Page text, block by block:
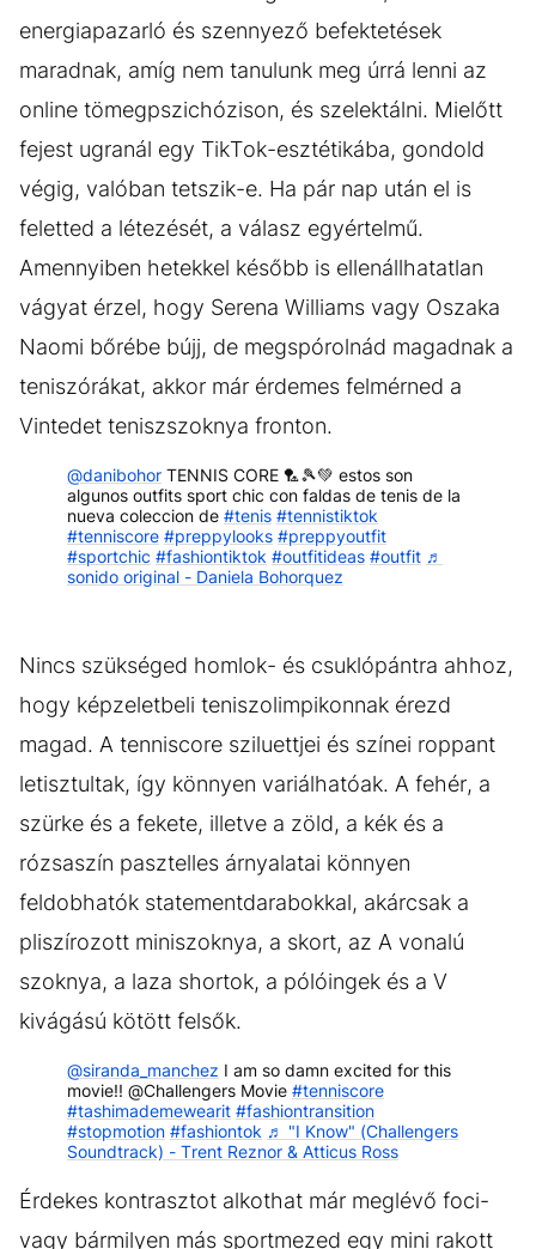
energiapazarló és szennyező befektetések
maradnak, amíg nem tanulunk meg úrrá lenni az
online tömegpszichózison, és szelektálni. Mielőtt
fejest ugranál egy TikTok-esztétikába, gondold
végig, valóban tetszik-e. Ha pár nap után el is
feletted a létezését, a válasz egyértelmű.
Amennyiben hetekkel később is ellenállhatatlan
vágyat érzel, hogy Serena Williams vagy Oszaka
Naomi bőrébe bújj, de megspórolnád magadnak a
teniszórákat, akkor már érdemes felmérned a
Vintedet teniszszoknya fronton.
@danibohor TENNIS CORE 🏸🎾💚 estos son
algunos outfits sport chic con faldas de tenis de la
nueva coleccion de #tenis #tennistiktok
#tenniscore #preppylooks #preppyoutfit
#sportchic #fashiontiktok #outfitideas #outfit ♬
sonido original - Daniela Bohorquez
Nincs szükséged homlok- és csuklópántra ahhoz,
hogy képzeletbeli teniszolimpikonnak érezd
magad. A tenniscore sziluettjei és színei roppant
letisztultak, így könnyen variálhatóak. A fehér, a
szürke és a fekete, illetve a zöld, a kék és a
rózsaszín pasztelles árnyalatai könnyen
feldobhatók statementdarabokkal, akárcsak a
pliszírozott miniszoknya, a skort, az A vonalú
szoknya, a laza shortok, a pólóingek és a V
kivágású kötött felsők.
@siranda_manchez I am so damn excited for this
movie!! @Challengers Movie #tenniscore
#tashimademewearit #fashiontransition
#stopmotion #fashiontok ♬ "I Know" (Challengers
Soundtrack) - Trent Reznor & Atticus Ross
Érdekes kontrasztot alkothat már meglévő foci-
vagy bármilyen más sportmezed egy mini rakott